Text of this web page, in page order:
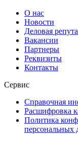
О нас
Новости
Деловая
Вакансии
Партнеры
Реквизиты
Контакты
Сервис
Справочная
Расшифровка
Политика
персональных